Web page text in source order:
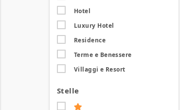
Hotel
Luxury Hotel
Residence
Terme e Benessere
Villaggi e Resort
Stelle